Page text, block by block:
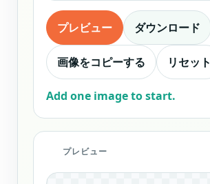
プレビュー ダウンロード
画像をコピーする リセット
Add one image to start.
プレビュー